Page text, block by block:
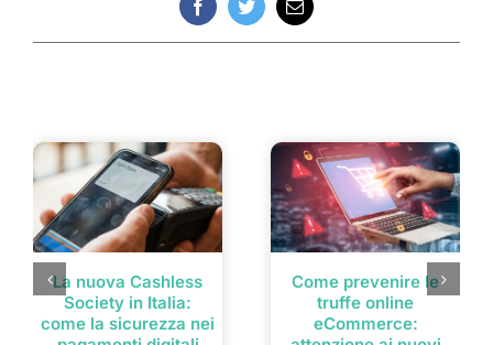
FacebookTwitterEmail
La nuova Cashless
Society in Italia:
come la sicurezza nei
Come prevenire le
truffe online
eCommerce: